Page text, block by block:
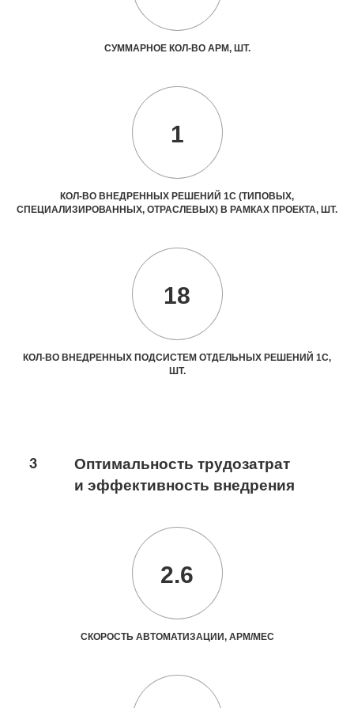
СУММАРНОЕ КОЛ-ВО АРМ, ШТ.
1
КОЛ-ВО ВНЕДРЕННЫХ РЕШЕНИЙ 1С (ТИПОВЫХ,
СПЕЦИАЛИЗИРОВАННЫХ, ОТРАСЛЕВЫХ) В РАМКАХ ПРОЕКТА, ШТ.
18
КОЛ-ВО ВНЕДРЕННЫХ ПОДСИСТЕМ ОТДЕЛЬНЫХ РЕШЕНИЙ 1С,
ШТ.
3
Оптимальность трудозатрат
и эффективность внедрения
2.6
СКОРОСТЬ АВТОМАТИЗАЦИИ, АРМ/МЕС